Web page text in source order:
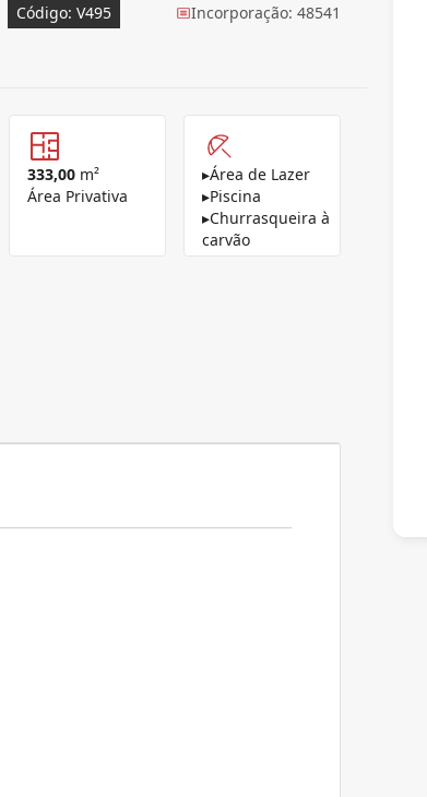
Código: V495
Incorporação: 48541
333,00 m²
Área Privativa
▸Área de Lazer
▸Piscina
▸Churrasqueira à
carvão